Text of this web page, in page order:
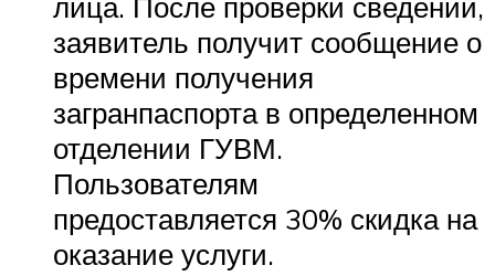
заявитель получит сообщение о
времени получения
загранпаспорта в определенном
отделении ГУВМ.
Пользователям
предоставляется 30% скидка на
оказание услуги.